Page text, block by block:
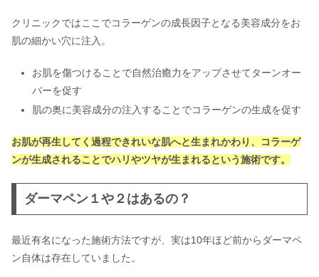
クリニックではここでコラーゲンの成長因子となる美容成分をお
肌の細かい穴に注入。
お肌を傷つけることで自然治癒力をアップさせてターンオー
バーを促す
肌の奥に美容成分の注入することでコラーゲンの生成を促す
お肌が再生してく過程できれいな肌へと生まれかわり、コラーゲ
ンが生成されることでハリやツヤが生まれるという施術です。
ダーマペン１や２はあるの？
最近有名になった施術方法ですが、実は10年ほど前からダーマペ
ン自体は存在していました。